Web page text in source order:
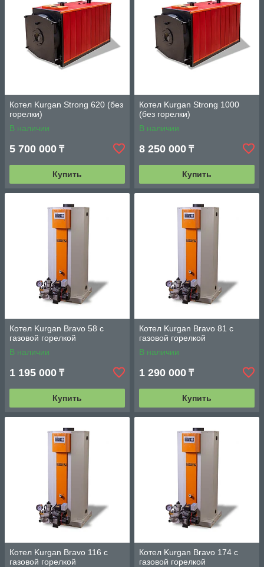
Котел Kurgan Strong 620 (без
горелки)
В наличии
5 700 000 ₸
Купить
Котел Kurgan Strong 1000
(без горелки)
В наличии
8 250 000 ₸
Купить
Котел Kurgan Bravo 58 с
газовой горелкой
В наличии
1 195 000 ₸
Купить
Котел Kurgan Bravo 81 с
газовой горелкой
В наличии
1 290 000 ₸
Купить
Котел Kurgan Bravo 116 с
газовой горелкой
Котел Kurgan Bravo 174 с
газовой горелкой